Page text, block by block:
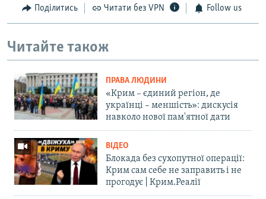
Поділитись Читати без VPN Follow us
Читайте також
ПРАВА ЛЮДИНИ
«Крим – єдиний регіон, де
українці – меншість»: дискусія
навколо нової пам'ятної дати
ВІДЕО
Блокада без сухопутної операції:
Крим сам себе не заправить і не
прогодує | Крим.Реалії